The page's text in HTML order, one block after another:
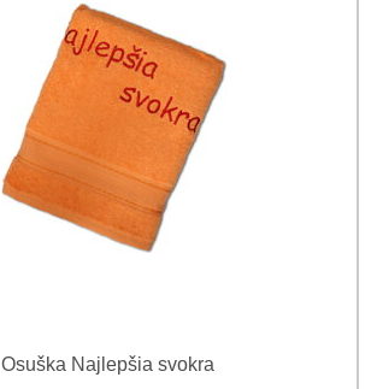
Osuška Najlepšia svokra